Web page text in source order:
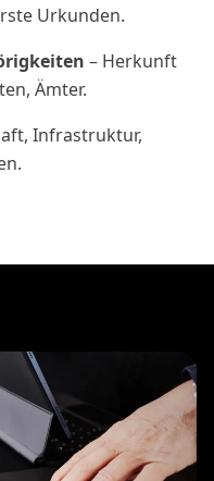
Urkunden.
– Herkunft
Ämter.
Infrastruktur,